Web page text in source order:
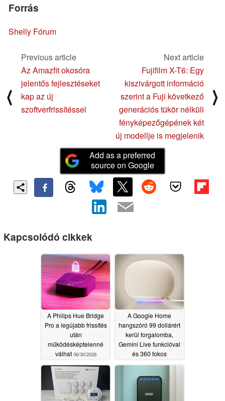
Forrás
Shelly Fórum
⟨
Previous article
Az Amazfit okosóra
jelentős fejlesztéseket
kap az új
szoftverfrissítéssel
Next article
Fujifilm X-T6: Egy
kiszivárgott információ
szerint a Fuji következő
generációs tükör nélküli
fényképezőgépének két
új modellje is megjelenik
⟩
Add as a preferred
source on Google
Kapcsolódó cikkek
A Philips Hue Bridge
Pro a legújabb frissítés
után
működésképtelenné
válhat 06/30/2026
A Google Home
hangszóró 99 dollárért
kerül forgalomba,
Gemini Live funkcióval
és 360 fokos
hangzással06/18/2026